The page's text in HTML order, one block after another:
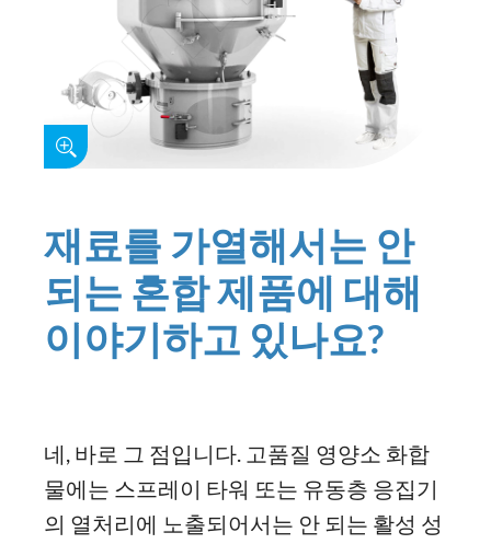
재료를 가열해서는 안
되는 혼합 제품에 대해
이야기하고 있나요?
네, 바로 그 점입니다. 고품질 영양소 화합
물에는 스프레이 타워 또는 유동층 응집기
의 열처리에 노출되어서는 안 되는 활성 성